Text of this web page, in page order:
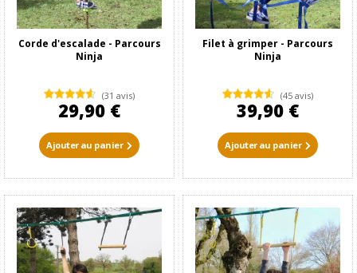
Corde d'escalade - Parcours
Ninja
(31 avis)
29,90 €
Ajouter au panier
Filet à grimper - Parcours
Ninja
(45 avis)
39,90 €
Ajouter au panier